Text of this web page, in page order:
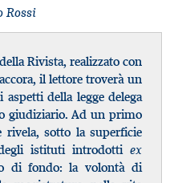
Rossi
Rivista, realizzato con
il lettore troverà un
della legge delega
giudiziario. Ad un primo
rivela, sotto la superficie
istituti introdotti ex
di fondo: la volontà di